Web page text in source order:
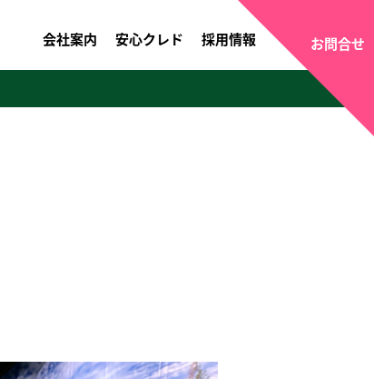
会社案内 安心クレド 採用情報 お問合せ